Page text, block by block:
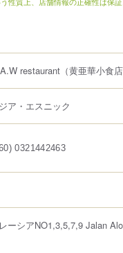
restaurant （黄亜華小食店
ア・エスニック
0321442463
ーシアNO1,3,5,7,9 Jalan